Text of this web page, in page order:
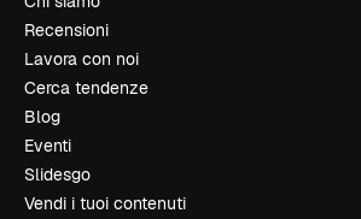
Recensioni
Lavora con noi
Cerca tendenze
Blog
Eventi
Slidesgo
Vendi i tuoi contenuti